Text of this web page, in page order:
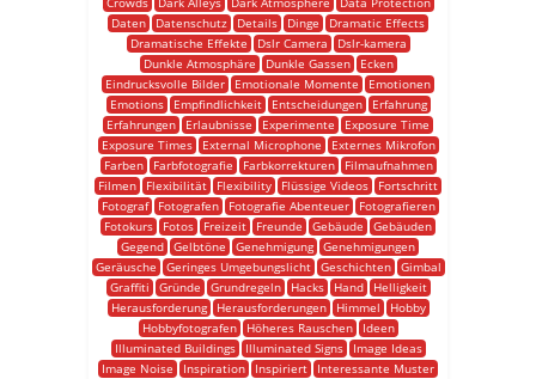
Daten
Datenschutz Details Dinge
Dramatic Effects
Dramatische Effekte
Dslr Camera
Dslr-kamera
Dunkle Atmosphäre
Dunkle Gassen
Ecken
Eindrucksvolle Bilder
Emotionale Momente
Emotionen
Emotions
Empfindlichkeit Entscheidungen
Erfahrung
Erfahrungen
Erlaubnisse Experimente
Exposure Time
Exposure Times
External Microphone
Externes Mikrofon
Farben
Farbfotografie Farbkorrekturen
Filmaufnahmen
Filmen
Flexibilität Flexibility Flüssige Videos
Fortschritt
Fotograf
Fotografen Fotografie Abenteuer
Fotografieren
Fotokurs
Fotos Freizeit Freunde Gebäude
Gebäuden
Gegend Gelbtöne Genehmigung Genehmigungen
Geräusche
Geringes Umgebungslicht Geschichten
Gimbal
Graffiti
Gründe Grundregeln Hacks Hand
Helligkeit
Herausforderung
Herausforderungen Himmel
Hobby
Hobbyfotografen
Höheres Rauschen
Ideen
Illuminated Buildings
Illuminated Signs
Image Ideas
Image Noise
Inspiration Inspiriert
Interessante Muster